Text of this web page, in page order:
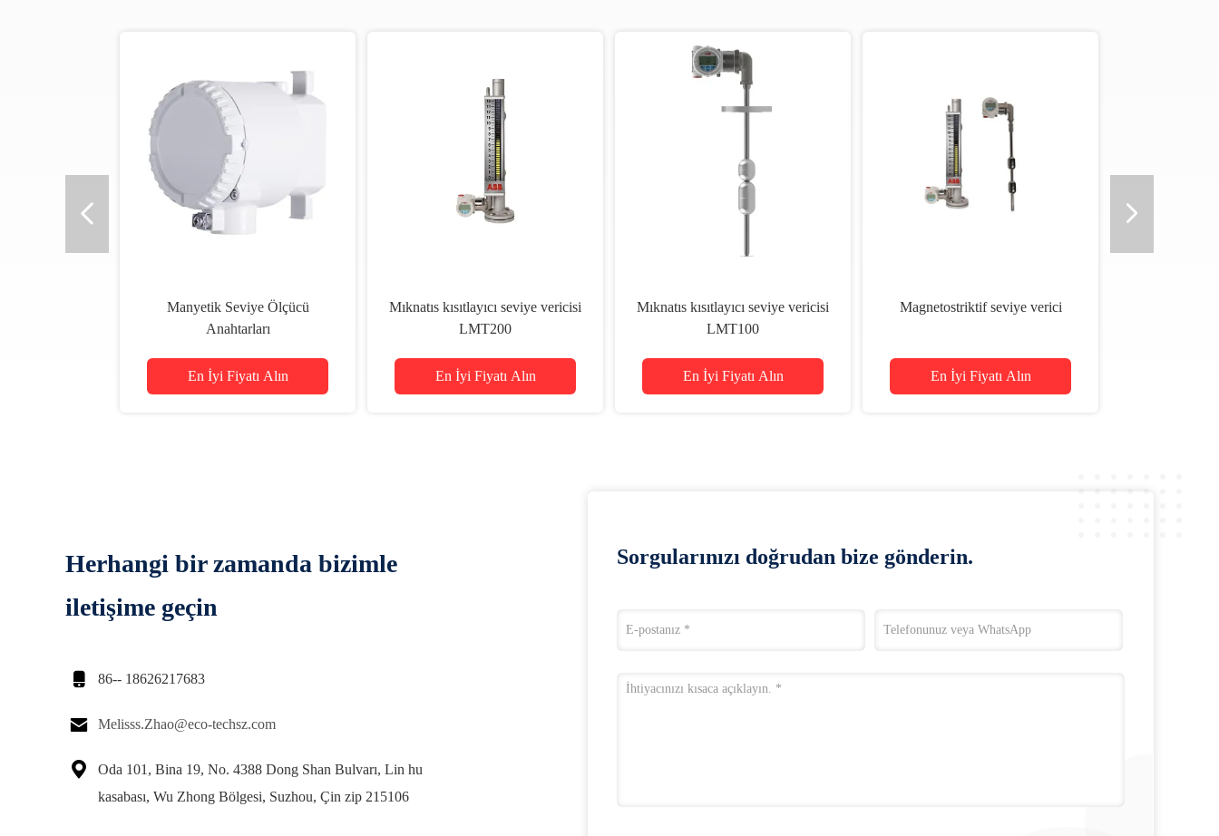
Manyetik Seviye Ölçücü
Anahtarları
En İyi Fiyatı Alın
Mıknatıs kısıtlayıcı seviye vericisi
LMT200
En İyi Fiyatı Alın
Mıknatıs kısıtlayıcı seviye vericisi
LMT100
En İyi Fiyatı Alın
Magnetostriktif seviye verici
En İyi Fiyatı Alın
Herhangi bir zamanda bizimle
iletişime geçin
 86-- 18626217683
 Melisss.Zhao@eco-techsz.com

Oda 101, Bina 19, No. 4388 Dong Shan Bulvarı, Lin hu
kasabası, Wu Zhong Bölgesi, Suzhou, Çin zip 215106
Sorgularınızı doğrudan bize gönderin.